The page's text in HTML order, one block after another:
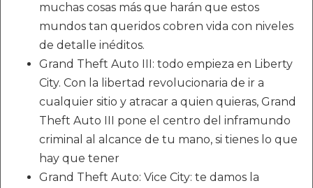
muchas cosas más que harán que estos
mundos tan queridos cobren vida con niveles
de detalle inéditos.
Grand Theft Auto III: todo empieza en Liberty
City. Con la libertad revolucionaria de ir a
cualquier sitio y atracar a quien quieras, Grand
Theft Auto III pone el centro del inframundo
criminal al alcance de tu mano, si tienes lo que
hay que tener
Grand Theft Auto: Vice City: te damos la